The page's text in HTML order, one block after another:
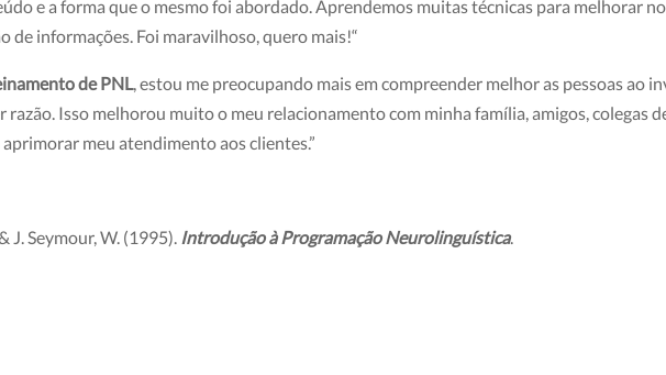
e a forma que o mesmo foi abordado. Aprendemos muitas técnicas para melhorar
de informações. Foi maravilhoso, quero mais!“
de PNL, estou me preocupando mais em compreender melhor as pessoas ao
razão. Isso melhorou muito o meu relacionamento com minha família, amigos, colegas
meu atendimento aos clientes.”
J. Seymour, W. (1995). Introdução à Programação Neurolinguística.